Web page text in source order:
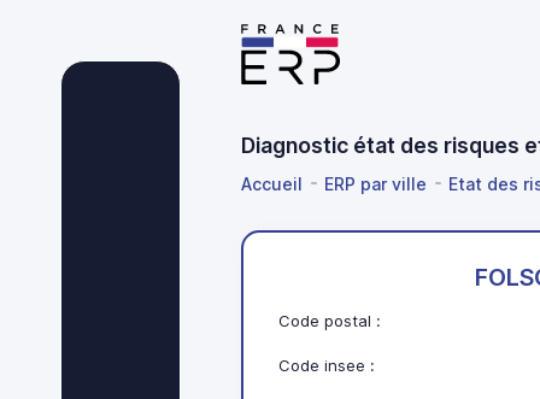
Diagnostic état des risques
Accueil ERP par ville Etat des
Code postal :
Code insee :